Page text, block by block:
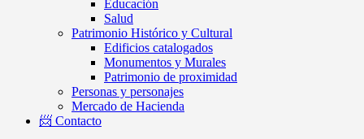
Educación
Salud
Patrimonio Histórico y Cultural
Edificios catalogados
Monumentos y Murales
Patrimonio de proximidad
Personas y personajes
Mercado de Hacienda
📨 Contacto